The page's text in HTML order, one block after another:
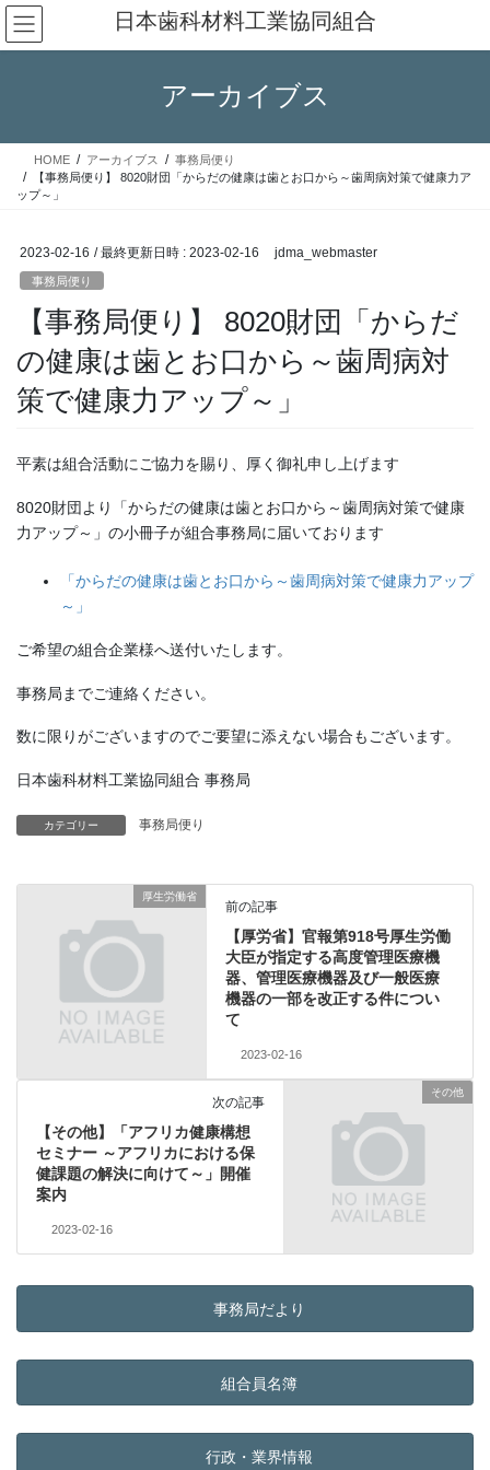
コ
ン
テ
ス
ナ
ビ
ゲ
ン
日本歯科材料工業協同組合
アーカイブス
HOME アーカイブス
事務局便り
【事務局便り】 8020財団「からだの健康は歯とお口から～歯周病対策で健康力ア
ップ～」
2023-02-16 / 最終更新日時 : 2023-02-16 jdma_webmaster
事務局便り
【事務局便り】 8020財団「からだ
の健康は歯とお口から～歯周病対
策で健康力アップ～」
平素は組合活動にご協力を賜り、厚く御礼申し上げます
8020財団より「からだの健康は歯とお口から～歯周病対策で健康
力アップ～」の小冊子が組合事務局に届いております
「からだの健康は歯とお口から～歯周病対策で健康力アップ
～」
ご希望の組合企業様へ送付いたします。
事務局までご連絡ください。
数に限りがございますのでご要望に添えない場合もございます。
日本歯科材料工業協同組合 事務局
カテゴリー 事務局便り
厚生労働省
前の記事
【厚労省】官報第918号厚生労働
大臣が指定する高度管理医療機
器、管理医療機器及び一般医療
機器の一部を改正する件につい
て
2023-02-16
その他
次の記事
【その他】「アフリカ健康構想
セミナー ～アフリカにおける保
健課題の解決に向けて～」開催
案内
2023-02-16
事務局だより
組合員名簿
行政・業界情報